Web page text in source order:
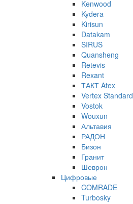
Kenwood
Kydera
Kirisun
Datakam
SIRUS
Quansheng
Retevis
Rexant
ТАКТ Atex
Vertex Standard
Vostok
Wouxun
Альтавия
РАДОН
Бизон
Гранит
Шеврон
Цифровые
COMRADE
Turbosky